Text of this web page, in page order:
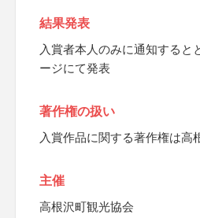
結果発表
入賞者本人のみに通知すると
ージにて発表
著作権の扱い
入賞作品に関する著作権は高
主催
高根沢町観光協会